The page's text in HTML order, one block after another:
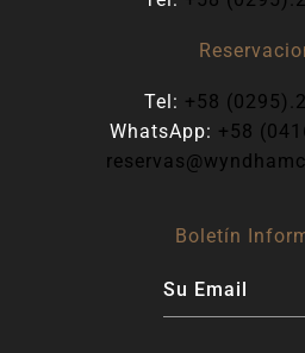
Tel: +58
WhatsApp: +58
Boletín